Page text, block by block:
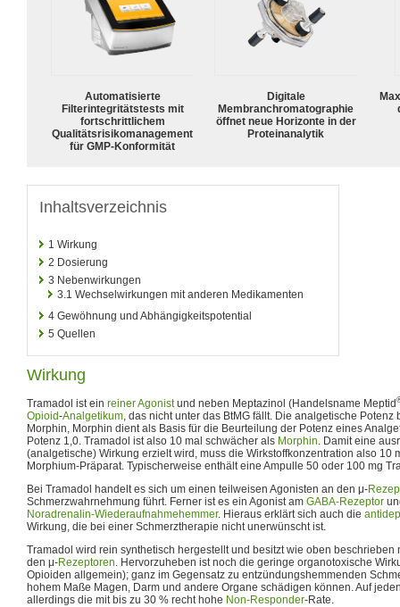
Automatisierte
Filterintegritätstests mit
fortschrittlichem
Qualitätsrisikomanagement
für GMP-Konformität
Digitale
Membranchromatographie
öffnet neue Horizonte in der
Proteinanalytik
Inhaltsverzeichnis
1 Wirkung
2 Dosierung
3 Nebenwirkungen
3.1 Wechselwirkungen mit anderen Medikamenten
4 Gewöhnung und Abhängigkeitspotential
5 Quellen
Wirkung
Tramadol ist ein reiner Agonistund neben Meptazinol (Handelsname Meptid
Opioid-Analgetikum, das nicht unter das BtMG fällt. Die analgetische Potenz
Morphin, Morphin dient als Basis für die Beurteilung der Potenz eines
Potenz 1,0. Tramadol ist also 10 mal schwächer als Morphin. Damit eine
(analgetische) Wirkung erzielt wird, muss die Wirkstoffkonzentration also 10
Morphium-Präparat. Typischerweise enthält eine Ampulle 50 oder 100 mg
Bei Tramadol handelt es sich um einen teilweisen Agonisten an den μ-
Schmerzwahrnehmung führt. Ferner ist es ein Agonist am GABA-Rezeptor
Noradrenalin-Wiederaufnahmehemmer. Hieraus erklärt sich auch die
Wirkung, die bei einer Schmerztherapie nicht unerwünscht ist.
Tramadol wird rein synthetisch hergestellt und besitzt wie oben beschrieben
den μ-Rezeptoren. Hervorzuheben ist noch die geringe organotoxische
Opioiden allgemein); ganz im Gegensatz zu entzündungshemmenden
hohem Maße Magen, Darm und andere Organe schädigen können. Auf
allerdings die mit bis zu 30 % recht hohe Non-Responder-Rate.